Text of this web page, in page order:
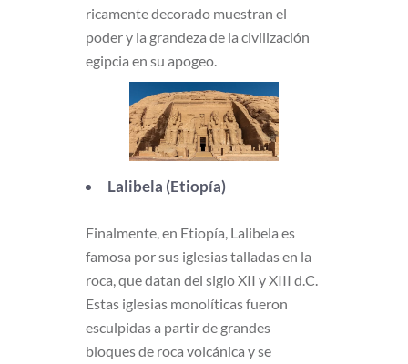
ricamente decorado muestran el
poder y la grandeza de la civilización
egipcia en su apogeo.
Lalibela (Etiopía)
Finalmente, en Etiopía, Lalibela es
famosa por sus iglesias talladas en la
roca, que datan del siglo XII y XIII d.C.
Estas iglesias monolíticas fueron
esculpidas a partir de grandes
bloques de roca volcánica y se